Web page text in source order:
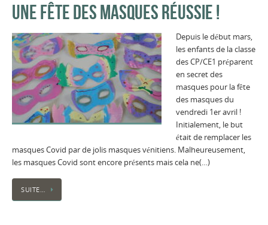
UNE FÊTE DES MASQUES RÉUSSIE !
Depuis le début mars,
les enfants de la classe
des CP/CE1 préparent
en secret des
masques pour la fête
des masques du
vendredi 1er avril !
Initialement, le but
était de remplacer les
masques Covid par de jolis masques vénitiens. Malheureusement,
les masques Covid sont encore présents mais cela ne(…)
SUITE…